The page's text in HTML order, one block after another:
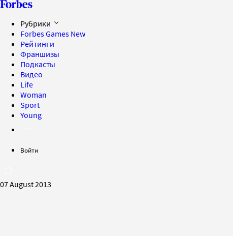
Рубрики
Forbes Games New
Рейтинги
Франшизы
Подкасты
Видео
Life
Woman
Sport
Young
Войти
07 August 2013